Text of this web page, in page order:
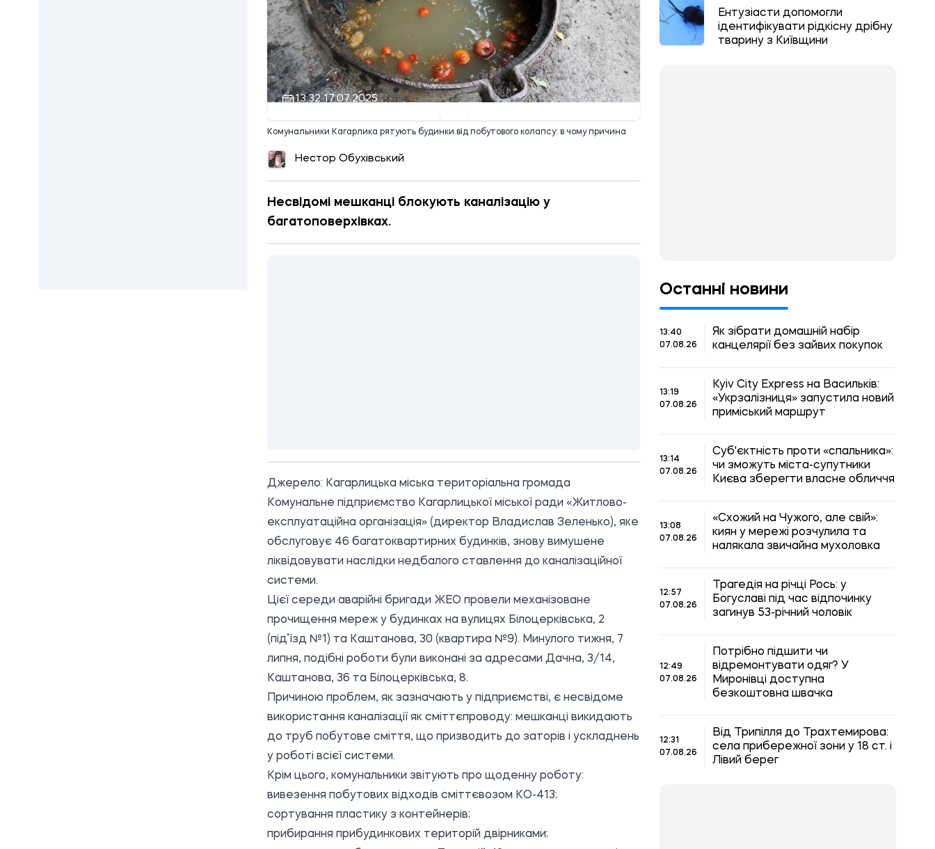
13:32 17.07.2025
Комунальники Кагарлика рятують будинки від побутового колапсу: в чому причина
Нестор Обухівський
Несвідомі мешканці блокують каналізацію у
багатоповерхівках.
Джерело: Кагарлицька міська територіальна громада
Комунальне підприємство Кагарлицької міської ради «Житлово-
експлуатаційна організація» (директор Владислав Зеленько), яке
обслуговує 46 багатоквартирних будинків, знову вимушене
ліквідовувати наслідки недбалого ставлення до каналізаційної
системи.
Цієї середи аварійні бригади ЖЕО провели механізоване
прочищення мереж у будинках на вулицях Білоцерківська, 2
(під’їзд №1) та Каштанова, 30 (квартира №9). Минулого тижня, 7
липня, подібні роботи були виконані за адресами Дачна, 3/14,
Каштанова, 36 та Білоцерківська, 8.
Причиною проблем, як зазначають у підприємстві, є несвідоме
використання каналізації як сміттєпроводу: мешканці викидають
до труб побутове сміття, що призводить до заторів і ускладнень
у роботі всієї системи.
Крім цього, комунальники звітують про щоденну роботу:
вивезення побутових відходів сміттєвозом КО-413;
сортування пластику з контейнерів;
прибирання прибудинкових територій двірниками;
Ентузіасти допомогли
ідентифікувати рідкісну дрібну
тварину з Київщини
Останні новини
13:40
07.08.26
Як зібрати домашній набір
канцелярії без зайвих покупок
13:19
07.08.26
Kyiv City Express на Васильків:
«Укрзалізниця» запустила новий
приміський маршрут
13:14
07.08.26
Суб'єктність проти «спальника»:
чи зможуть міста-супутники
Києва зберегти власне обличчя
13:08
07.08.26
«Схожий на Чужого, але свій»:
киян у мережі розчулила та
налякала звичайна мухоловка
12:57
07.08.26
Трагедія на річці Рось: у
Богуславі під час відпочинку
загинув 53-річний чоловік
12:49
07.08.26
Потрібно підшити чи
відремонтувати одяг? У
Миронівці доступна
безкоштовна швачка
12:31
07.08.26
Від Трипілля до Трахтемирова:
села прибережної зони у 18 ст. і
Лівий берег